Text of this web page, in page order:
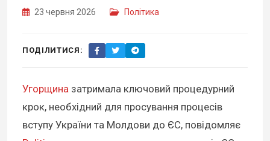
23 червня 2026 Політика
ПОДІЛИТИСЯ:
Угорщина затримала ключовий процедурний
крок, необхідний для просування процесів
вступу України та Молдови до ЄС, повідомляє